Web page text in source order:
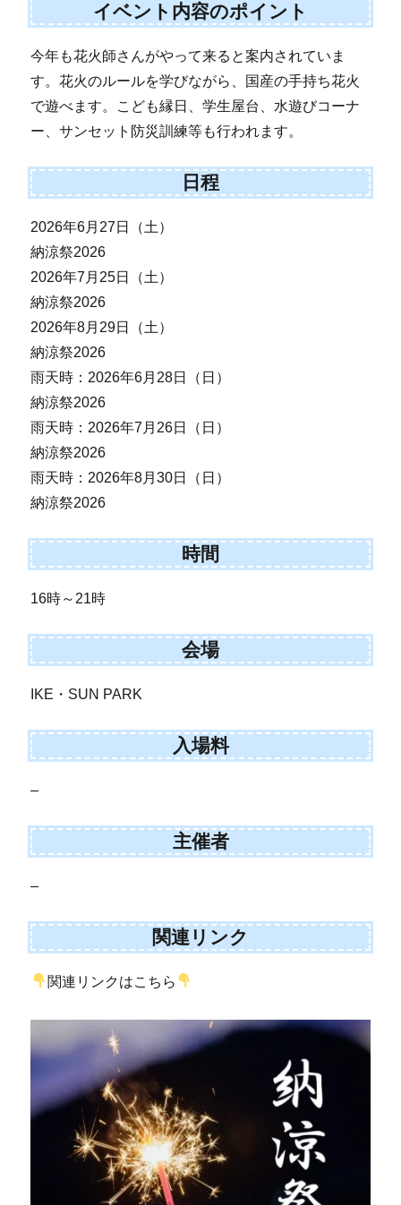
イベント内容のポイント
今年も花火師さんがやって来ると案内されていま
す。花火のルールを学びながら、国産の手持ち花火
で遊べます。こども縁日、学生屋台、水遊びコーナ
ー、サンセット防災訓練等も行われます。
日程
2026年6月27日（土）
納涼祭2026
2026年7月25日（土）
納涼祭2026
2026年8月29日（土）
納涼祭2026
雨天時：2026年6月28日（日）
納涼祭2026
雨天時：2026年7月26日（日）
納涼祭2026
雨天時：2026年8月30日（日）
納涼祭2026
時間
16時～21時
会場
IKE・SUN PARK
入場料
–
主催者
–
関連リンク
関連リンクはこちら